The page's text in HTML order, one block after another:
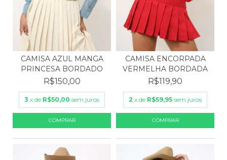
CAMISA AZUL MANGA
PRINCESA BORDADO
R$150,00
3 x de R$50,00 sem juros
CAMISA ENCORPADA
VERMELHA BORDADA
R$119,90
2 x de R$59,95 sem juros